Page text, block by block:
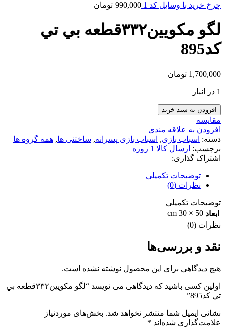
چرخ خرید با وسایل كد 1 990,000 تومان
لگو مکویین۳۳۲قطعه بي تي
كد895
1,700,000 تومان
1 در انبار
افزودن به سبد خرید
مقایسه
افزودن به علاقه مندی
دسته: اسباب بازی, اسباب بازی پسرانه, ساختنی ها, همه گروه ها
برچسب: ارسال كالا 1 روزه
اشتراک گذاری:
توضیحات تکمیلی
نظرات (0)
توضیحات تکمیلی
ابعاد 50 × 30 cm
نظرات (0)
نقد و بررسی‌ها
هیچ دیدگاهی برای این محصول نوشته نشده است.
اولین کسی باشید که دیدگاهی می نویسد “لگو مکویین۳۳۲قطعه بي
تي كد895”
نشانی ایمیل شما منتشر نخواهد شد. بخش‌های موردنیاز
علامت‌گذاری شده‌اند *